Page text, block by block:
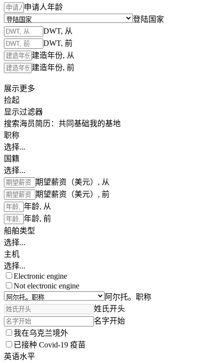
申请人年龄
登陆国家
DWT, 从
DWT, 前
建造年份, 从
建造年份, 前
展示更多
捡起
显示过滤器
搜索海员简历： 共同基础我的基地
职称
选择...
国籍
选择...
期望薪资（美元）, 从
期望薪资（美元）, 前
年龄, 从
年龄, 前
船舶类型
选择...
主机
选择...
Electronic engine
Not electronic engine
阿尔托。职称
姓氏开头
名字开始
我在乌克兰境外
已接种 Covid-19 疫苗
英语水平